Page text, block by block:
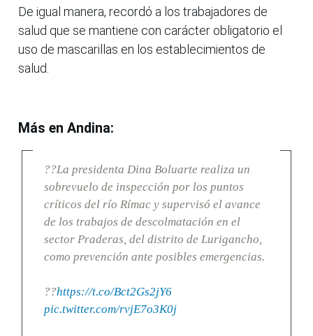
De igual manera, recordó a los trabajadores de
salud que se mantiene con carácter obligatorio el
uso de mascarillas en los establecimientos de
salud.
Más en Andina:
??La presidenta Dina Boluarte realiza un
sobrevuelo de inspección por los puntos
críticos del río Rímac y supervisó el avance
de los trabajos de descolmatación en el
sector Praderas, del distrito de Lurigancho,
como prevención ante posibles emergencias.
??https://t.co/Bct2Gs2jY6
pic.twitter.com/rvjE7o3K0j